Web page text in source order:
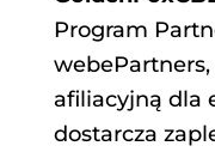
Program
afiliacyjną dla
dostarcza